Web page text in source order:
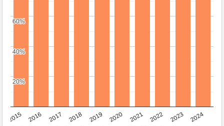
2015 2016 2017 2018 2019 2020 2021 2022 2023 2024
20%
20%
40%
40%
60%
60%